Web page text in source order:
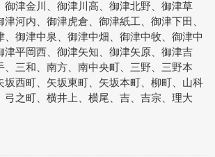
御津金川、御津川高、御津北野、御津草
河内、御津虎倉、御津紙工、御津下田、
、御津中泉、御津中畑、御津中牧、御津中
津平岡西、御津矢知、御津矢原、御津吉
、三和、南方、南中央町、三野、三野本
坂西町、矢坂東町、矢坂本町、柳町、山科
弓之町、横井上、横尾、吉、吉宗、理大